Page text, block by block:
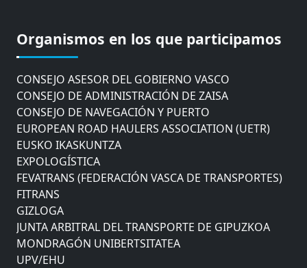
Organismos en los que participamos
AYUNTAMIENTO DE DONOSTIA
COMITÉ DE INSPECCION DE GIPUZKOA
CONSEJO ASESOR DEL GOBIERNO VASCO
CONSEJO DE ADMINISTRACIÓN DE ZAISA
CONSEJO DE NAVEGACIÓN Y PUERTO
EUROPEAN ROAD HAULERS ASSOCIATION (UETR)
EUSKO IKASKUNTZA
EXPOLOGÍSTICA
FEVATRANS (FEDERACIÓN VASCA DE TRANSPORTES)
FITRANS
GIZLOGA
JUNTA ARBITRAL DEL TRANSPORTE DE GIPUZKOA
MONDRAGÓN UNIBERTSITATEA
UPV/EHU